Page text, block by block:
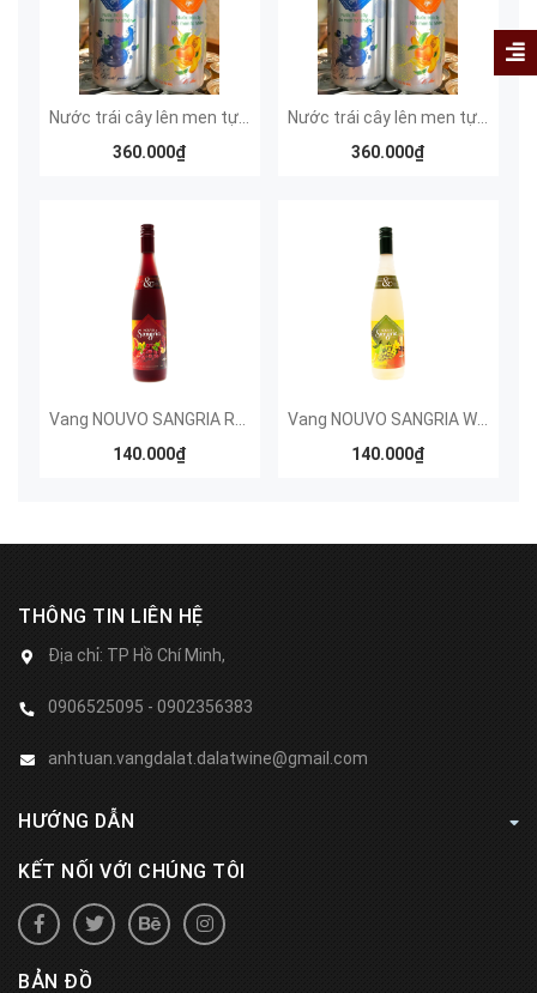
Nước trái cây lên men tự nhiên Vivazz Sangria Light Vị Việt Quất
360.000₫
Nước trái cây lên men tự nhiên Vivazz Sangria Light Vị Đào
360.000₫
140.000₫
Vang NOUVO SANGRIA White wine
140.000₫
THÔNG TIN LIÊN HỆ
Địa chỉ: TP Hồ Chí Minh,
0906525095 - 0902356383
anhtuan.vangdalat.dalatwine@gmail.com
HƯỚNG DẪN
KẾT NỐI VỚI CHÚNG TÔI
BẢN ĐỒ